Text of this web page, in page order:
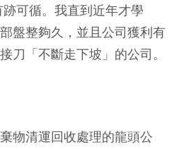
可循。我直到近年才學
盤整夠久，並且公司獲利有
刀「不斷走下坡」的公司。
物清運回收處理的龍頭公